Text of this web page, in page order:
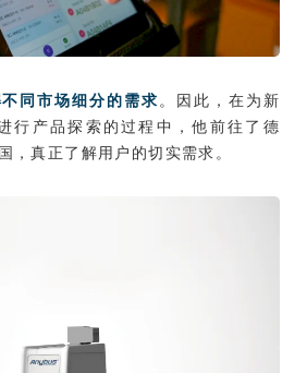
不同市场细分的需求 。因此，在为新
行产品探索的过程中，他前往了德
，真正了解用户的切实需求。